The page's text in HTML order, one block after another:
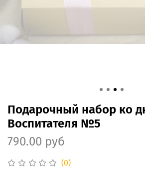
(0)
Подарочный набор ко
Воспитателя №5
790.00 руб